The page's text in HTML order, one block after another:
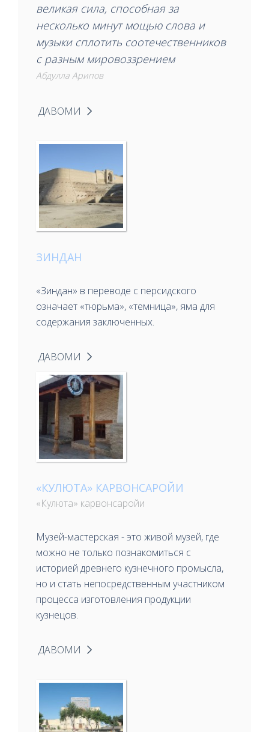
великая сила, способная за
несколько минут мощью слова и
музыки сплотить соотечественников
с разным мировоззрением
Абдулла Арипов
ДАВОМИ
ЗИНДАН
«Зиндан» в переводе с персидского
означает «тюрьма», «темница», яма для
содержания заключенных.
ДАВОМИ
«КУЛЮТА» КАРВОНСАРОЙИ
«Кулюта» карвонсаройи
Музей-мастерская - это живой музей, где
можно не только познакомиться с
историей древнего кузнечного промысла,
но и стать непосредственным участником
процесса изготовления продукции
кузнецов.
ДАВОМИ